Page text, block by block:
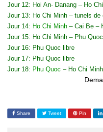
Jour 12: Hoi An- Danang – Ho
Jour 13: Ho Chi Minh – tunels
Jour 14: Ho Chi Minh – Cai Be –
Jour 15: Ho Chi Minh – Phu
Jour 16: Phu Quoc libre
Jour 17: Phu Quoc libre
Jour 18: Phu Quoc – Ho Chi
Share Tweet Pin